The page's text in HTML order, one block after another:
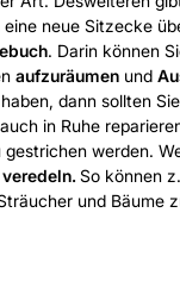
neue Sitzecke
. Darin können
aufzuräumen und
dann sollten
in Ruhe
werden.
So können
und Bäume